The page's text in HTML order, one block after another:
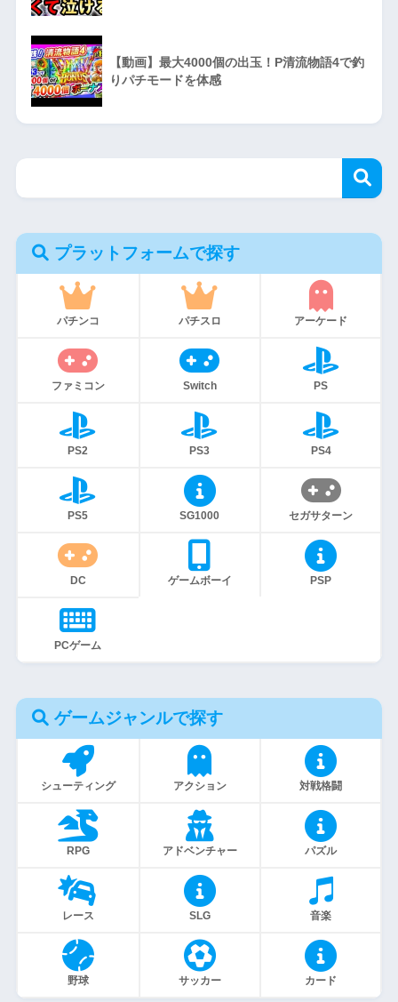
【動画】最大4000個の出玉！P清流物語4で釣
りパチモードを体感
プラットフォームで探す
パチンコ パチスロ アーケード
ファミコン Switch PS
PS2 PS3 PS4
PS5 SG1000 セガサターン
DC ゲームボーイ PSP
PCゲーム
ゲームジャンルで探す
シューティング アクション 対戦格闘
RPG アドベンチャー パズル
レース SLG 音楽
野球 サッカー カード